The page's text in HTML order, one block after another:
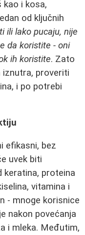
kao i kosa,
od ključnih
ili lako pucaju, nije
da koristite - oni
ih koristite. Zato
iznutra, proveriti
i po potrebi
efikasni, bez
uvek biti
keratina, proteina
vitamina i
- mnoge korisnice
nakon povećanja
i mleka. Međutim,